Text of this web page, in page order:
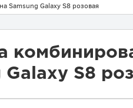
Samsung Galaxy S8 розовая
Galaxy S8